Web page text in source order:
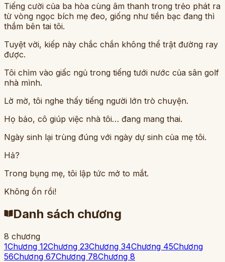
Tiếng cười của ba hòa cùng âm thanh trong trẻo phát ra
từ vòng ngọc bích mẹ đeo, giống như tiền bạc đang thì
thầm bên tai tôi.
Tuyệt vời, kiếp này chắc chắn không thể trật đường ray
được.
Tôi chìm vào giấc ngủ trong tiếng tưới nước của sân golf
nhà mình.
Lờ mờ, tôi nghe thấy tiếng người lớn trò chuyện.
Họ bảo, cô giúp việc nhà tôi… đang mang thai.
Ngày sinh lại trùng đúng với ngày dự sinh của mẹ tôi.
Hả?
Trong bụng mẹ, tôi lập tức mở to mắt.
Không ổn rồi!
Danh sách chương
8 chương
1Chương 12Chương 23Chương 34Chương 45Chương
56Chương 67Chương 78Chương 8